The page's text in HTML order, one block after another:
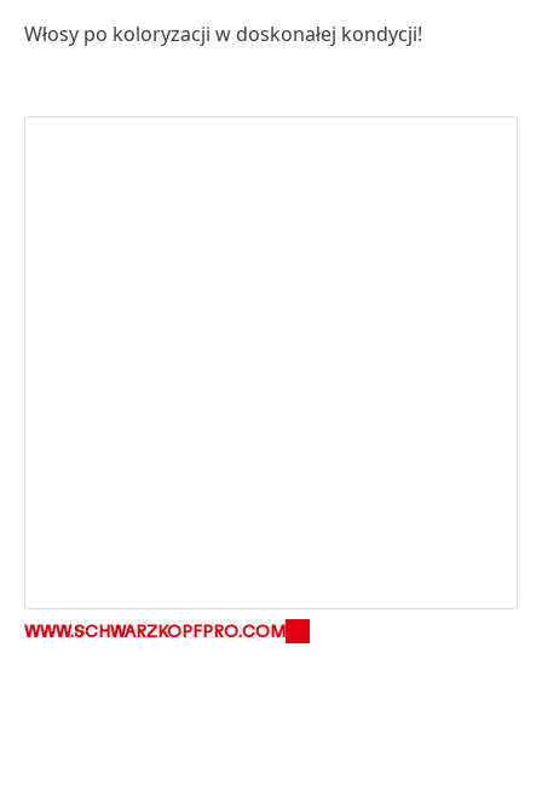
Włosy po koloryzacji w doskonałej kondycji!
WWW.SCHWARZKOPFPRO.COM